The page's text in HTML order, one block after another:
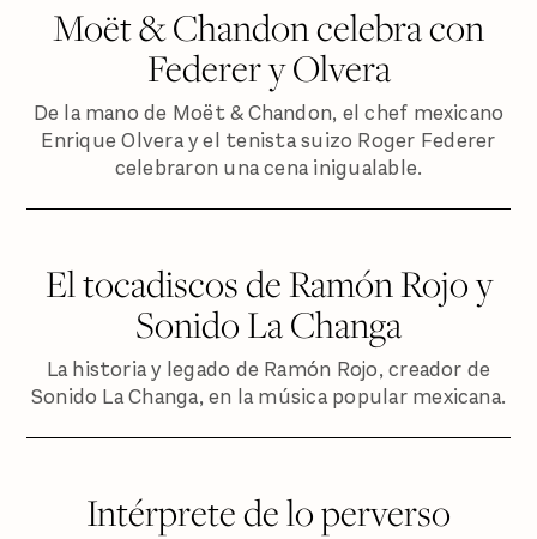
Moët & Chandon celebra con
Federer y Olvera
De la mano de Moët & Chandon, el chef mexicano
Enrique Olvera y el tenista suizo Roger Federer
celebraron una cena inigualable.
El tocadiscos de Ramón Rojo y
Sonido La Changa
La historia y legado de Ramón Rojo, creador de
Sonido La Changa, en la música popular mexicana.
Intérprete de lo perverso